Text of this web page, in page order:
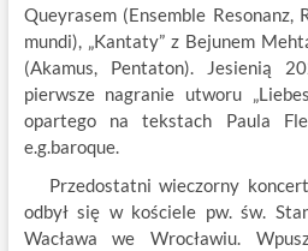
Queyrasem (Ensemble Resonanz,
mundi), „Kantaty” z Bejunem
(Akamus, Pentaton). Jesienią
pierwsze nagranie utworu
opartego na tekstach Paula
e.g.baroque.
Przedostatni wieczorny
odbył się w kościele pw. św.
Wacława we Wrocławiu.